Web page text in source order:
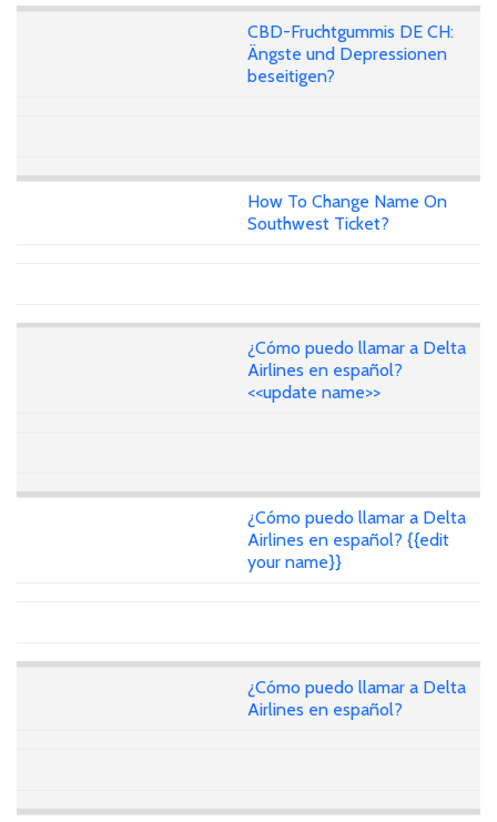
CBD-Fruchtgummis DE CH:
Ängste und Depressionen
beseitigen?
How To Change Name On
Southwest Ticket?
¿Cómo puedo llamar a Delta
Airlines en español?
<<update name>>
¿Cómo puedo llamar a Delta
Airlines en español? {{edit
your name}}
¿Cómo puedo llamar a Delta
Airlines en español?